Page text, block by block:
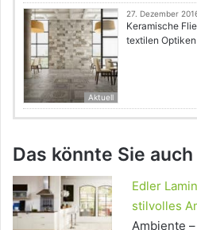
Aktuell
27. Dezember
Keramische
textilen Optiken
Das könnte Sie
Edler
stilvolles
Ambiente